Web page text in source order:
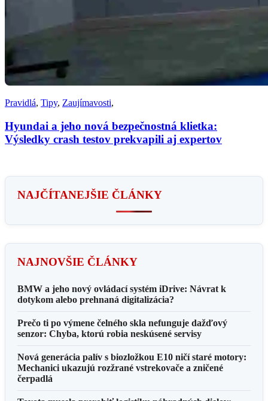
Pravidlá, Tipy, Zaujímavosti,
Hyundai a jeho nová bezpečnostná klietka:
Výsledky crash testov prekvapili aj expertov
NAJČÍTANEJŠIE ČLÁNKY
NAJNOVŠIE ČLÁNKY
BMW a jeho nový ovládací systém iDrive: Návrat k
dotykom alebo prehnaná digitalizácia?
Prečo ti po výmene čelného skla nefunguje dažďový
senzor: Chyba, ktorú robia neskúsené servisy
Nová generácia palív s biozložkou E10 ničí staré motory:
Mechanici ukazujú rozžrané vstrekovače a zničené
čerpadlá